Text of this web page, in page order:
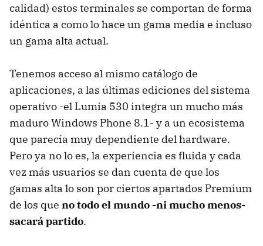
calidad) estos terminales se comportan de forma
idéntica a como lo hace un gama media e incluso
un gama alta actual.
Tenemos acceso al mismo catálogo de
aplicaciones, a las últimas ediciones del sistema
operativo -el Lumia 530 integra un mucho más
maduro Windows Phone 8.1- y a un ecosistema
que parecía muy dependiente del hardware.
Pero ya no lo es, la experiencia es fluida y cada
vez más usuarios se dan cuenta de que los
gamas alta lo son por ciertos apartados Premium
de los que no todo el mundo -ni mucho menos-
sacará partido.